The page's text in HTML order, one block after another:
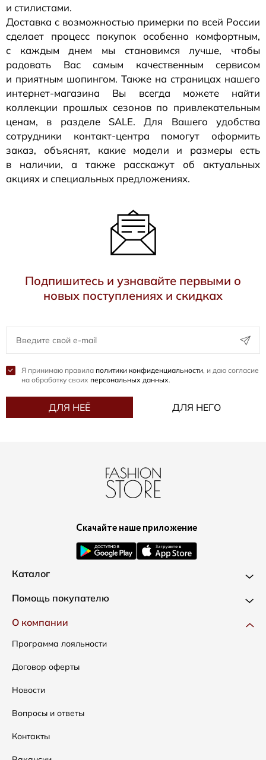
и стилистами.
Доставка с возможностью примерки по всей России
сделает процесс покупок особенно комфортным,
с каждым днем мы становимся лучше, чтобы
радовать Вас самым качественным сервисом
и приятным шопингом. Также на страницах нашего
интернет-магазина Вы всегда можете найти
коллекции прошлых сезонов по привлекательным
ценам, в разделе SALE. Для Вашего удобства
сотрудники контакт-центра помогут оформить
заказ, объяснят, какие модели и размеры есть
в наличии, а также расскажут об актуальных
акциях и специальных предложениях.
Подпишитесь и узнавайте первыми о
новых поступлениях и скидках
Я принимаю правила политики конфиденциальности, и даю согласие
на обработку своих персональных данных.
ДЛЯ НЕЁ ДЛЯ НЕГО
Скачайте наше приложение
Каталог
Новинки
Одежда
Сумки
Аксессуары
Распродажа
Подарочные сертификаты
Помощь покупателю
Доставка и оплата
Как оформить заказ
Условия возвратов
Таблица размеров
Уход за одеждой
О компании
Программа лояльности
Договор оферты
Новости
Вопросы и ответы
Контакты